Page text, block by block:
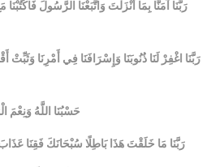
رَبَّنَا آمَنَّا بِمَا أَنْزَلْتَ وَاتَّبَعْنَا الرَّسُولَ
رَبَّنَا اغْفِرْ لَنَا ذُنُوبَنَا وَإِسْرَافَنَا فِي أَمْرِنَا وَثَبِّتْ
حَسْبُنَا اللَّهُ وَنِعْمَ
رَبَّنَا مَا خَلَقْتَ هَذَا بَاطِلًا سُبْحَانَكَ فَقِنَا عَذَابَ